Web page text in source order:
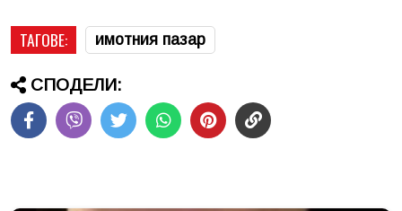
ТАГОВЕ: имотния пазар
СПОДЕЛИ: